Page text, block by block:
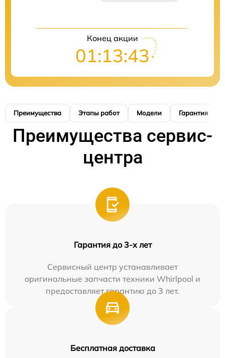
Конец акции
01:13:42
Преимущества Этапы работ Модели Гарантия
Преимущества сервис-
центра
Гарантия до 3-х лет
Сервисный центр устанавливает
оригинальные запчасти техники Whirlpool и
предоставляет гарантию до 3 лет.
Бесплатная доставка